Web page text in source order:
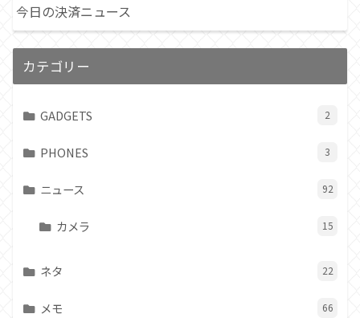
今日の決済ニュース
カテゴリー
GADGETS 2
PHONES 3
ニュース 92
カメラ 15
ネタ 22
メモ 66